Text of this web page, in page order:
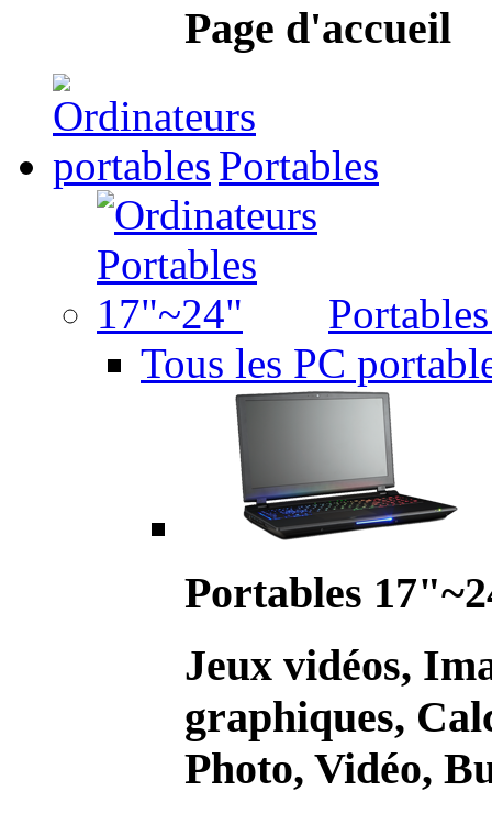
Page d'accueil
Portables
Tous les PC
Portables
Jeux vidéos,
graphiques,
Photo, Vidéo,